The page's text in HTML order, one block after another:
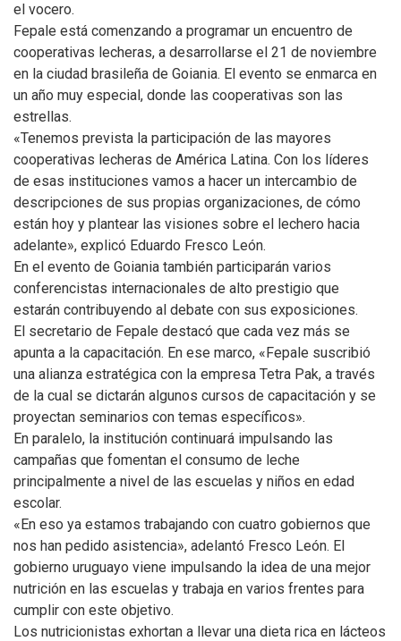
el vocero.
Fepale está comenzando a programar un encuentro de
cooperativas lecheras, a desarrollarse el 21 de noviembre
en la ciudad brasileña de Goiania. El evento se enmarca en
un año muy especial, donde las cooperativas son las
estrellas.
«Tenemos prevista la participación de las mayores
cooperativas lecheras de América Latina. Con los líderes
de esas instituciones vamos a hacer un intercambio de
descripciones de sus propias organizaciones, de cómo
están hoy y plantear las visiones sobre el lechero hacia
adelante», explicó Eduardo Fresco León.
En el evento de Goiania también participarán varios
conferencistas internacionales de alto prestigio que
estarán contribuyendo al debate con sus exposiciones.
El secretario de Fepale destacó que cada vez más se
apunta a la capacitación. En ese marco, «Fepale suscribió
una alianza estratégica con la empresa Tetra Pak, a través
de la cual se dictarán algunos cursos de capacitación y se
proyectan seminarios con temas específicos».
En paralelo, la institución continuará impulsando las
campañas que fomentan el consumo de leche
principalmente a nivel de las escuelas y niños en edad
escolar.
«En eso ya estamos trabajando con cuatro gobiernos que
nos han pedido asistencia», adelantó Fresco León. El
gobierno uruguayo viene impulsando la idea de una mejor
nutrición en las escuelas y trabaja en varios frentes para
cumplir con este objetivo.
Los nutricionistas exhortan a llevar una dieta rica en lácteos